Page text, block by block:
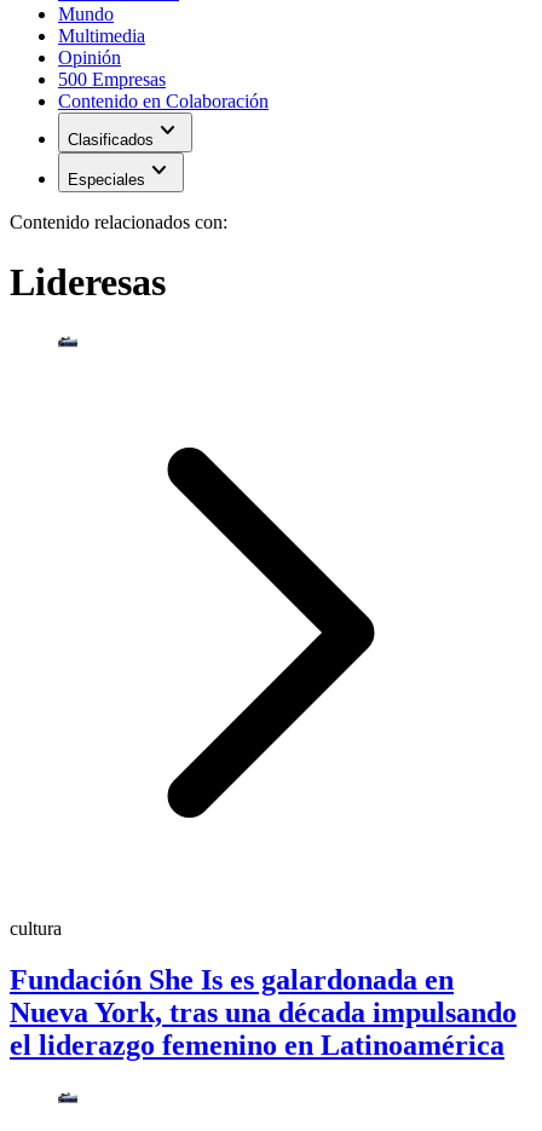
Mundo
Multimedia
Opinión
500 Empresas
Contenido en Colaboración
Clasificados expand_more
Especiales expand_more
Contenido relacionados con:
Lideresas
cultura
Fundación She Is es galardonada en
Nueva York, tras una década impulsando
el liderazgo femenino en Latinoamérica